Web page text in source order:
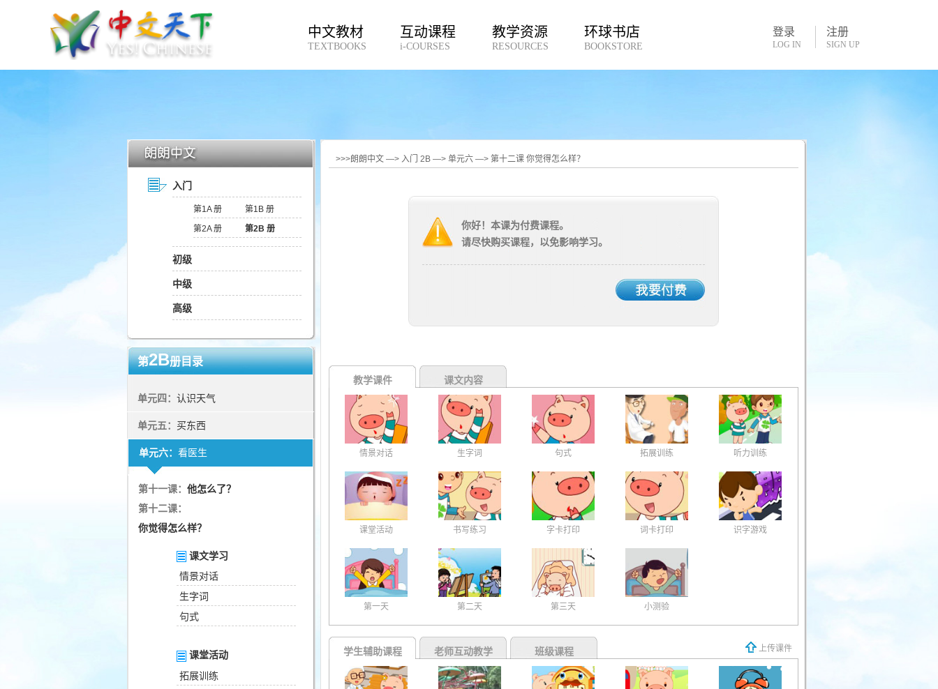
中文教材
TEXTBOOKS
互动课程
i-COURSES
教学资源
RESOURCES
环球书店
BOOKSTORE
登录
LOG IN
注册
SIGN UP
入门
第1A 册
第1B 册
第2A 册
第2B 册
初级
中级
高级
第2B册目录
单元四： 认识天气
单元五： 买东西
单元六： 看医生
第十一课： 他怎么了？
第十二课：
你觉得怎么样？
课文学习
情景对话
生字词
句式
课堂活动
拓展训练
>>>朗朗中文 —> 入门 2B —> 单元六 —> 第十二课 你觉得怎么样？
你好！本课为付费课程。
请尽快购买课程，以免影响学习。
教学课件 课文内容
情景对话 生字词 句式 拓展训练 听力训练
课堂活动 书写练习 字卡打印 词卡打印 识字游戏
第一天 第二天 第三天 小测验
学生辅助课程 老师互动教学 班级课程 上传课件